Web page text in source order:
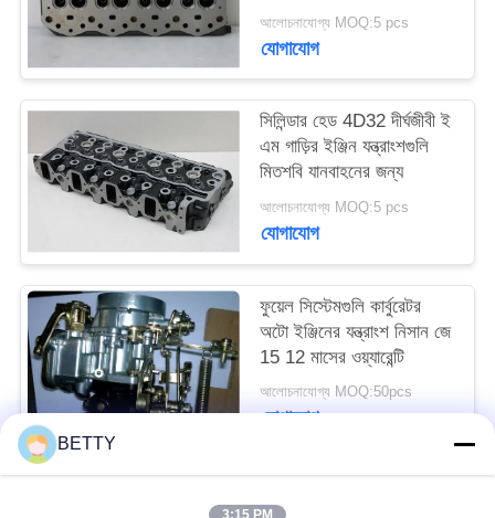
আলোচনাযোগ্য MOQ:5 pcs
যোগাযোগ
সিলিন্ডার হেড 4D32 দীর্ঘজীবী ই
এম গাড়ির ইঞ্জিন যন্ত্রাংশগুলি
মিতশবি যানবাহনের জন্য
আলোচনাযোগ্য MOQ:5 pcs
যোগাযোগ
ফুয়েল সিস্টেমগুলি কার্বুরেটর
অটো ইঞ্জিনের যন্ত্রাংশ নিসান জে
15 12 মাসের ওয়্যারেন্টি
আলোচনাযোগ্য MOQ:50pcs
যোগাযোগ
BETTY
3:15 PM